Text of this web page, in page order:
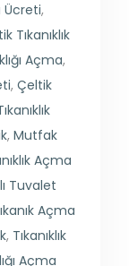
Ücreti,
Tıkanıklık
Açma,
, Çeltik
, Mutfak
Açma
Tuvalet
Açma
, Tıkanıklık
Açma